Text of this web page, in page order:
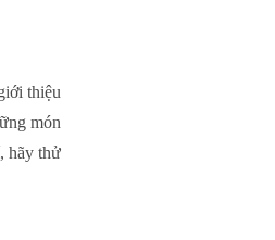
thiệu
món
hãy thử